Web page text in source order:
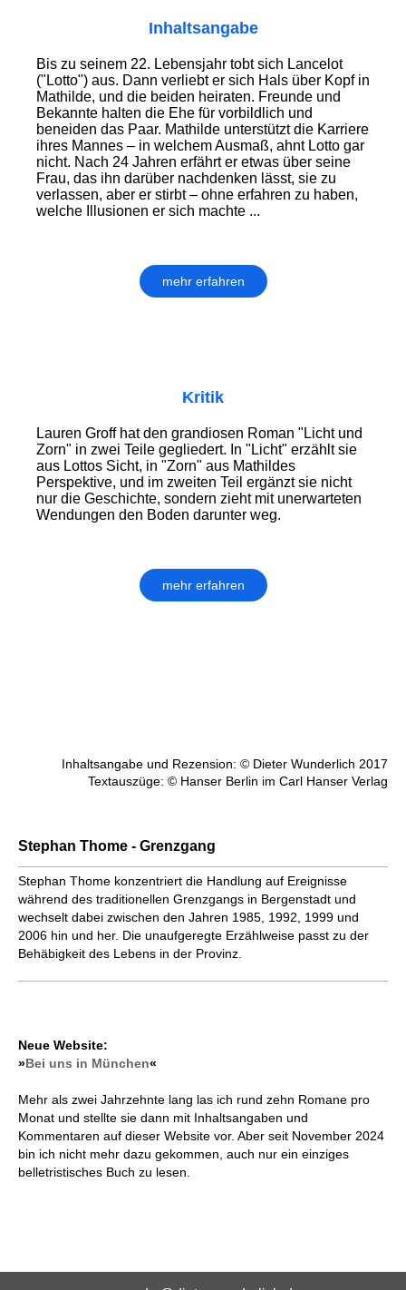
Inhaltsangabe
Bis zu seinem 22. Lebensjahr tobt sich Lancelot
("Lotto") aus. Dann verliebt er sich Hals über Kopf in
Mathilde, und die beiden heiraten. Freunde und
Bekannte halten die Ehe für vorbildlich und
beneiden das Paar. Mathilde unterstützt die Karriere
ihres Mannes – in welchem Ausmaß, ahnt Lotto gar
nicht. Nach 24 Jahren erfährt er etwas über seine
Frau, das ihn darüber nachdenken lässt, sie zu
verlassen, aber er stirbt – ohne erfahren zu haben,
welche Illusionen er sich machte ...
mehr erfahren
Kritik
Lauren Groff hat den grandiosen Roman "Licht und
Zorn" in zwei Teile gegliedert. In "Licht" erzählt sie
aus Lottos Sicht, in "Zorn" aus Mathildes
Perspektive, und im zweiten Teil ergänzt sie nicht
nur die Geschichte, sondern zieht mit unerwarteten
Wendungen den Boden darunter weg.
mehr erfahren
Inhaltsangabe und Rezension: © Dieter Wunderlich 2017
Textauszüge: © Hanser Berlin im Carl Hanser Verlag
Stephan Thome - Grenzgang
Stephan Thome konzentriert die Handlung auf Ereignisse
während des traditionellen Grenzgangs in Bergenstadt und
wechselt dabei zwischen den Jahren 1985, 1992, 1999 und
2006 hin und her. Die unaufgeregte Erzählweise passt zu der
Behäbigkeit des Lebens in der Provinz.
Neue Website:
»Bei uns in München«
Mehr als zwei Jahrzehnte lang las ich rund zehn Romane pro
Monat und stellte sie dann mit Inhaltsangaben und
Kommentaren auf dieser Website vor. Aber seit November 2024
bin ich nicht mehr dazu gekommen, auch nur ein einziges
belletristisches Buch zu lesen.